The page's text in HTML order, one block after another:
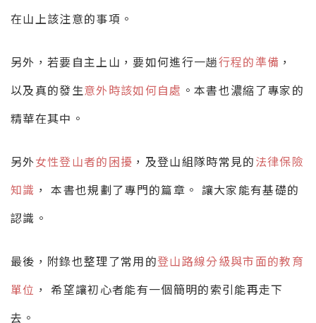
在山上該注意的事項。
另外，若要自主上山，要如何進行一趟行程的準備 ，
以及真的發生意外時該如何自處 。本書也濃縮了專家的
精華在其中。
另外女性登山者的困擾 ，及登山組隊時常見的法律保險
知識 ， 本書也規劃了專門的篇章。 讓大家能有基礎的
認識。
最後，附錄也整理了常用的登山路線分級與市面的教育
單位 ， 希望讓初心者能有一個簡明的索引能再走下
去。